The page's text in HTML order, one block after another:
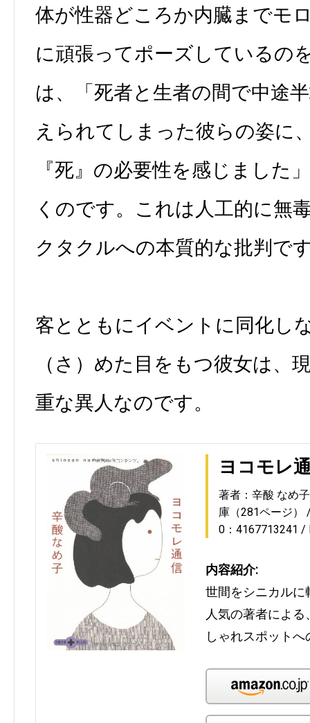
体が性器どころか内臓までモ
に頑張ってポーズしているの
は、「死者と生者の間で中途
えられてしまった彼らの姿に
『死』の必要性を感じました
くのです。これは人工的に無
クタクルへの本質的な批判で
客とともにイベントに同化し
（さ）めた目をもつ彼女は、
重な異人なのです。
ヨコモレ
著者：辛酸 なめ子
庫（281ページ）
0：4167713241
内容紹介:
世間をシニカルに
人気の著者によ
しゃれスポット